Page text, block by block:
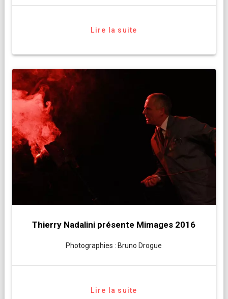
Lire la suite
Thierry Nadalini présente Mimages 2016
Photographies : Bruno Drogue
Lire la suite